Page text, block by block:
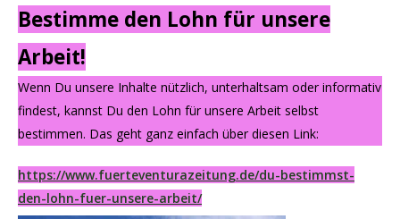
Bestimme den Lohn für unsere
Arbeit!
Wenn Du unsere Inhalte nützlich, unterhaltsam oder informativ
findest, kannst Du den Lohn für unsere Arbeit selbst
bestimmen. Das geht ganz einfach über diesen Link:
https://www.fuerteventurazeitung.de/du-bestimmst-
den-lohn-fuer-unsere-arbeit/